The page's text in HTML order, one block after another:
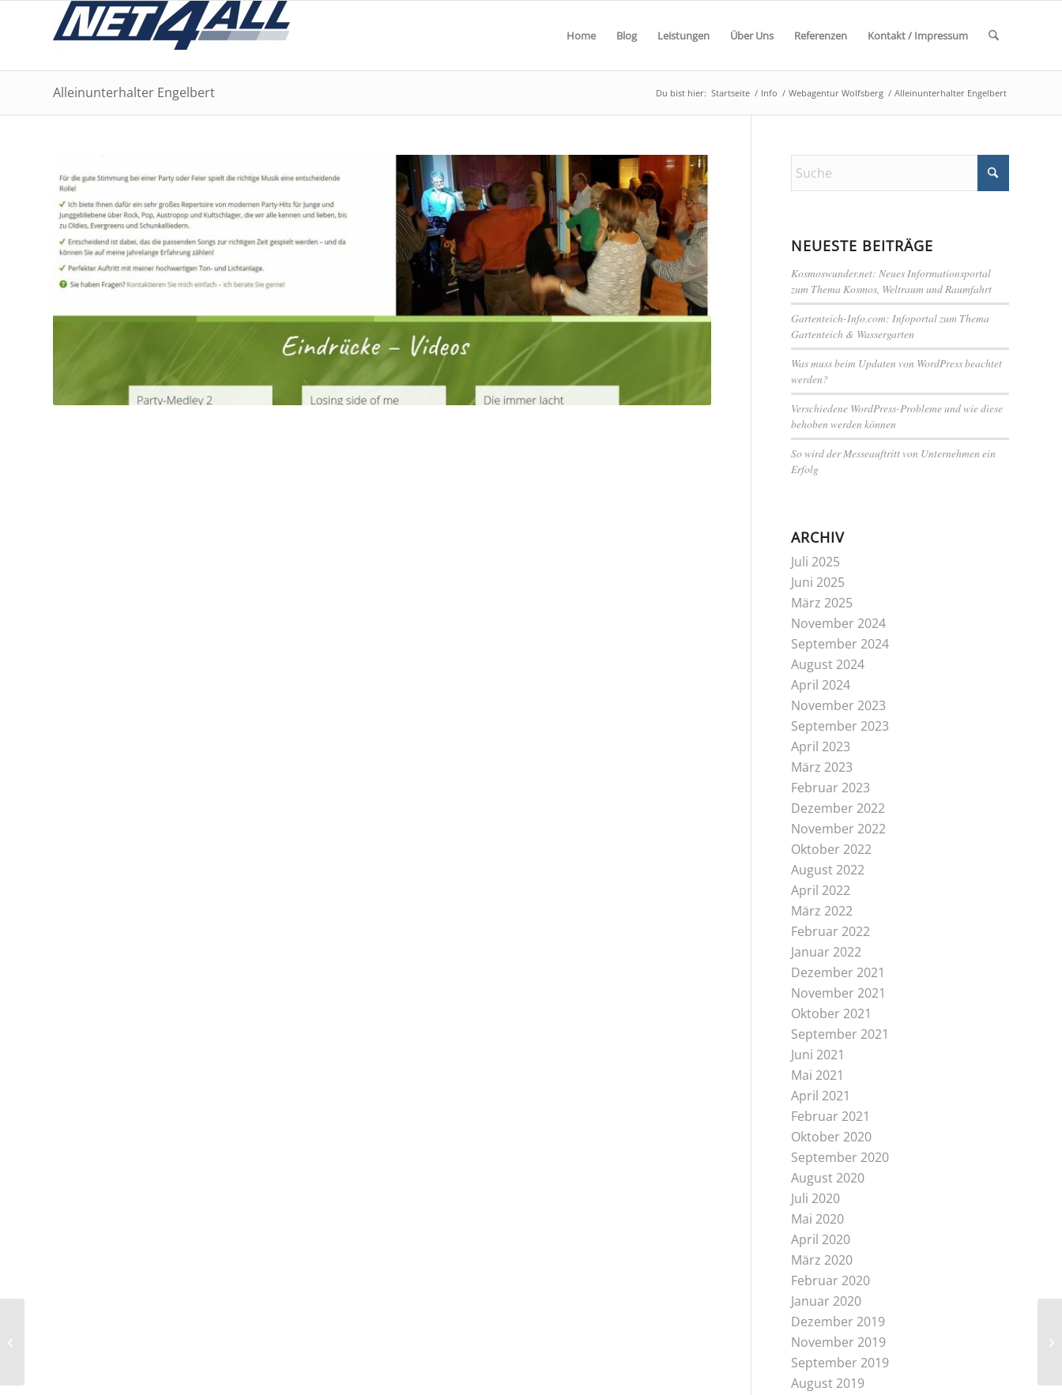
Home Blog Leistungen Über Uns Referenzen Kontakt / Impressum
Alleinunterhalter Engelbert Du bist hier: Startseite / Info / Webagentur Wolfsberg / Alleinunterhalter Engelbert
NEUESTE BEITRÄGE
Kosmoswunder.net: Neues Informationsportal
zum Thema Kosmos, Weltraum und Raumfahrt
Gartenteich-Info.com: Infoportal zum Thema
Gartenteich & Wassergarten
Was muss beim Updaten von WordPress beachtet
werden?
Verschiedene WordPress-Probleme und wie diese
behoben werden können
So wird der Messeauftritt von Unternehmen ein
Erfolg
ARCHIV
Juli 2025
Juni 2025
März 2025
November 2024
September 2024
August 2024
April 2024
November 2023
September 2023
April 2023
März 2023
Februar 2023
Dezember 2022
November 2022
Oktober 2022
August 2022
April 2022
März 2022
Februar 2022
Januar 2022
Dezember 2021
November 2021
Oktober 2021
September 2021
Juni 2021
Mai 2021
April 2021
Februar 2021
Oktober 2020
September 2020
August 2020
Juli 2020
Mai 2020
April 2020
März 2020
Februar 2020
Januar 2020
Dezember 2019
November 2019
September 2019
August 2019